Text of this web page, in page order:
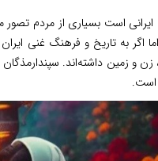
ایرانی است بسیاری از مردم
اگر به تاریخ و فرهنگ غنی
و زمین داشته‌اند.
است.